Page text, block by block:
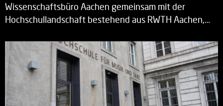
Wissenschaftsbüro Aachen gemeinsam mit der
Hochschullandschaft bestehend aus RWTH Aachen,…